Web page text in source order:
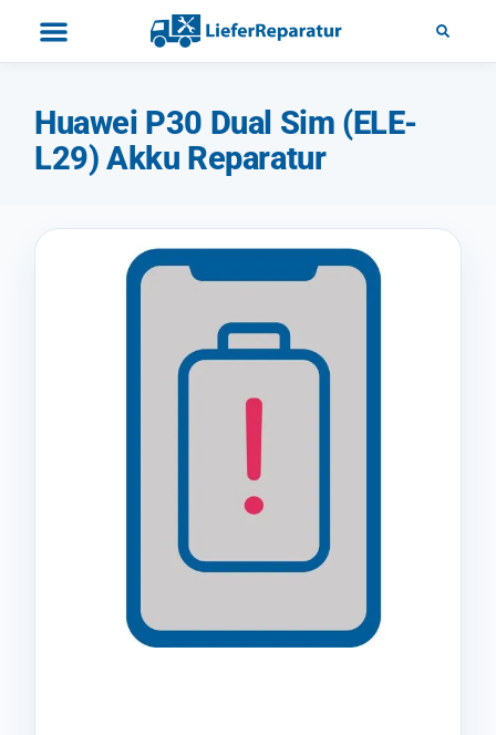
Huawei P30 Dual Sim (ELE-
L29) Akku Reparatur